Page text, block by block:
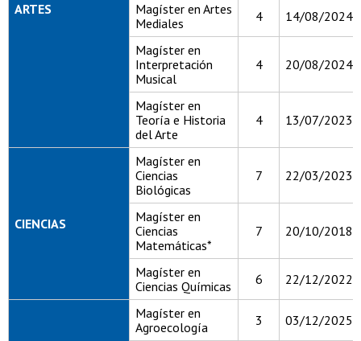
ARTES
Magíster en Artes
Mediales
4 14/08/2024
Magíster en
Interpretación
Musical
4 20/08/2024
Magíster en
Teoría e Historia
del Arte
4 13/07/2023
CIENCIAS
Magíster en
Ciencias
Biológicas
7 22/03/2023
Magíster en
Ciencias
Matemáticas*
7 20/10/2018
Magíster en
Ciencias Químicas
6 22/12/2022
Magíster en
Agroecología
3 03/12/2025